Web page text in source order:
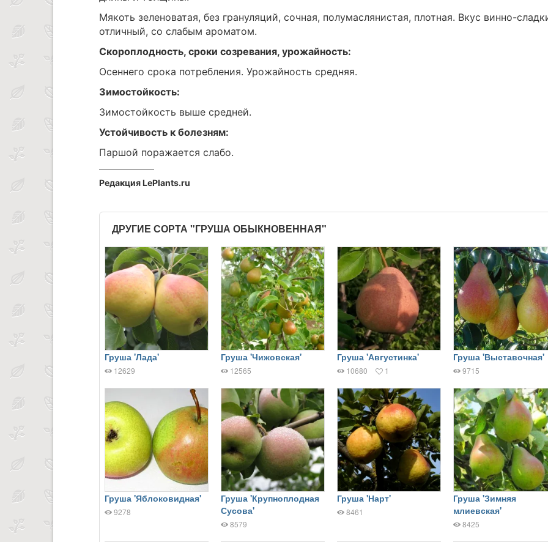
Мякоть зеленоватая, без грануляций, сочная, полумаслянистая, плотная. Вкус винно-
отличный, со слабым ароматом.
Скороплодность, сроки созревания, урожайность:
Осеннего срока потребления. Урожайность средняя.
Зимостойкость:
Зимостойкость выше средней.
Устойчивость к болезням:
Паршой поражается слабо.
Редакция LePlants.ru
ДРУГИЕ СОРТА "ГРУША ОБЫКНОВЕННАЯ"
Груша 'Лада'
12629
Груша 'Чижовская'
12565
Груша 'Августинка'
10680 1
Груша 'Выставочная'
9715
Груша 'Яблоковидная'
9278
Груша 'Крупноплодная
Сусова'
8579
Груша 'Нарт'
8461
Груша 'Зимняя
млиевская'
8425